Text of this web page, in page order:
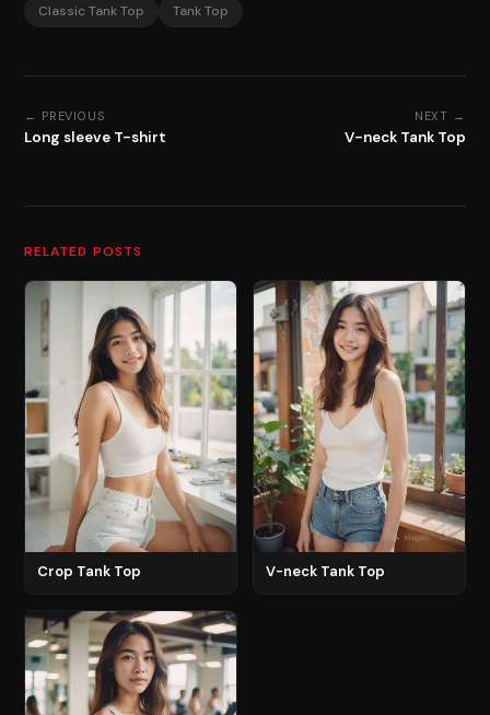
Classic Tank Top Tank Top
← PREVIOUS
Long sleeve T-shirt
NEXT →
V-neck Tank Top
RELATED POSTS
Crop Tank Top V-neck Tank Top